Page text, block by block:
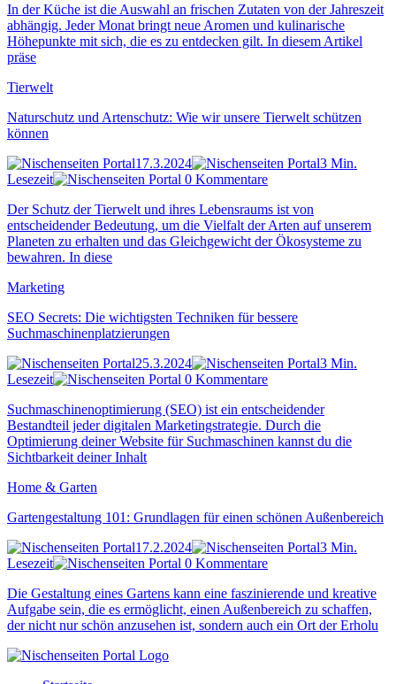
In der Küche ist die Auswahl an frischen Zutaten von der Jahreszeit
abhängig. Jeder Monat bringt neue Aromen und kulinarische
Höhepunkte mit sich, die es zu entdecken gilt. In diesem Artikel
präse
Tierwelt
Naturschutz und Artenschutz: Wie wir unsere Tierwelt schützen
können
17.3.2024
3 Min.
Lesezeit
0 Kommentare
Der Schutz der Tierwelt und ihres Lebensraums ist von
entscheidender Bedeutung, um die Vielfalt der Arten auf unserem
Planeten zu erhalten und das Gleichgewicht der Ökosysteme zu
bewahren. In diese
Marketing
SEO Secrets: Die wichtigsten Techniken für bessere
Suchmaschinenplatzierungen
25.3.2024
3 Min.
Lesezeit
0 Kommentare
Suchmaschinenoptimierung (SEO) ist ein entscheidender
Bestandteil jeder digitalen Marketingstrategie. Durch die
Optimierung deiner Website für Suchmaschinen kannst du die
Sichtbarkeit deiner Inhalt
Home & Garten
Gartengestaltung 101: Grundlagen für einen schönen Außenbereich
17.2.2024
3 Min.
Lesezeit
0 Kommentare
Die Gestaltung eines Gartens kann eine faszinierende und kreative
Aufgabe sein, die es ermöglicht, einen Außenbereich zu schaffen,
der nicht nur schön anzusehen ist, sondern auch ein Ort der Erholu